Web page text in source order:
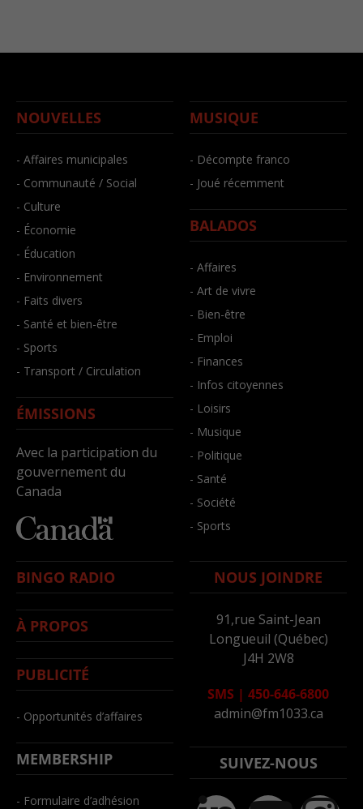
NOUVELLES
- Affaires municipales
- Communauté / Social
- Culture
- Économie
- Éducation
- Environnement
- Faits divers
- Santé et bien-être
- Sports
- Transport / Circulation
ÉMISSIONS
Avec la participation du
gouvernement du
Canada
MUSIQUE
- Décompte franco
- Joué récemment
BALADOS
- Affaires
- Art de vivre
- Bien-être
- Emploi
- Finances
- Infos citoyennes
- Loisirs
- Musique
- Politique
- Santé
- Société
- Sports
BINGO RADIO
À PROPOS
PUBLICITÉ
- Opportunités d’affaires
MEMBERSHIP
- Formulaire d’adhésion
NOUS JOINDRE
91,rue Saint-Jean
Longueuil (Québec)
J4H 2W8
SMS | 450-646-6800
admin@fm1033.ca
SUIVEZ-NOUS